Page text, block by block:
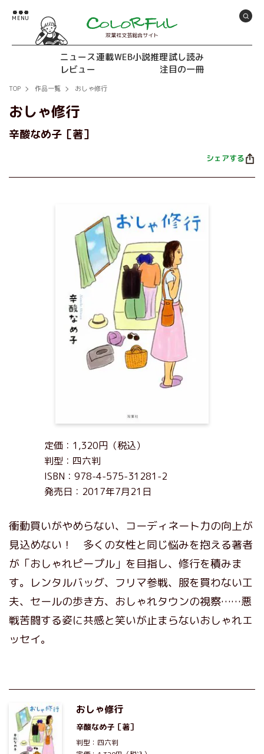
双葉社文芸総合サイト
ニュース連載WEB小説推理試し読み
レビュー
注目の一冊
TOP 作品一覧 おしゃ修行
おしゃ修行
辛酸なめ子［著］
シェアする
定価：1,320円（税込）
判型：四六判
ISBN：978-4-575-31281-2
発売日：2017年7月21日
衝動買いがやめらない、コーディネート力の向上が
見込めない！ 多くの女性と同じ悩みを抱える著者
が「おしゃれピープル」を目指し、修行を積みま
す。レンタルバッグ、フリマ参戦、服を買わない工
夫、セールの歩き方、おしゃれタウンの視察……悪
戦苦闘する姿に共感と笑いが止まらないおしゃれエ
ッセイ。
おしゃ修行
辛酸なめ子 ［著］
判型：四六判